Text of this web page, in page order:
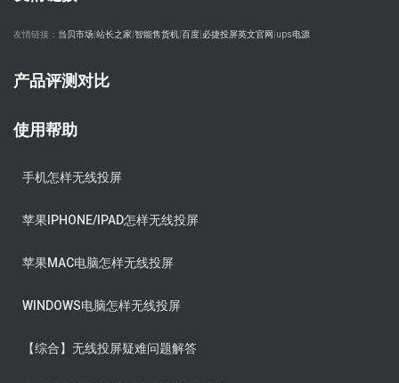
友情链接： 当贝市场 站长之家 智能售货机 百度 必捷投屏英文官网 ups电源
产品评测对比
使用帮助
手机怎样无线投屏
苹果IPHONE/IPAD怎样无线投屏
苹果MAC电脑怎样无线投屏
WINDOWS电脑怎样无线投屏
【综合】无线投屏疑难问题解答